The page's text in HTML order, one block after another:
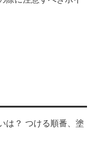
という専用パウダ
性ある光沢により
がります。
ぜれば、アレンジ
にカラージェ
イプマットト
硬化させま
ころにパウダ
合わせたゴージャ
かがでしょう。ま
ラーネイル×フレ
ノンワイプタイプ
カラーなどの際に
は？ つける順番、塗